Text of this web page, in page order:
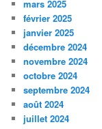
mars 2025
février 2025
janvier 2025
décembre 2024
novembre 2024
octobre 2024
septembre 2024
août 2024
juillet 2024